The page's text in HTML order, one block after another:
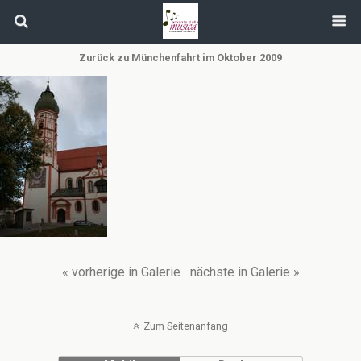
Zurück zu Münchenfahrt im Oktober 2009
« vorherige in Galerie nächste in Galerie »
Zum Seitenanfang